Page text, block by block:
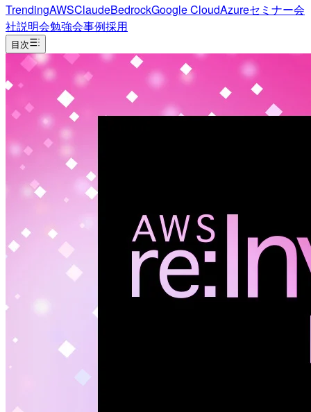
TrendingAWSClaudeBedrockGoogle CloudAzureセミナー会
社説明会勉強会事例採用
目次